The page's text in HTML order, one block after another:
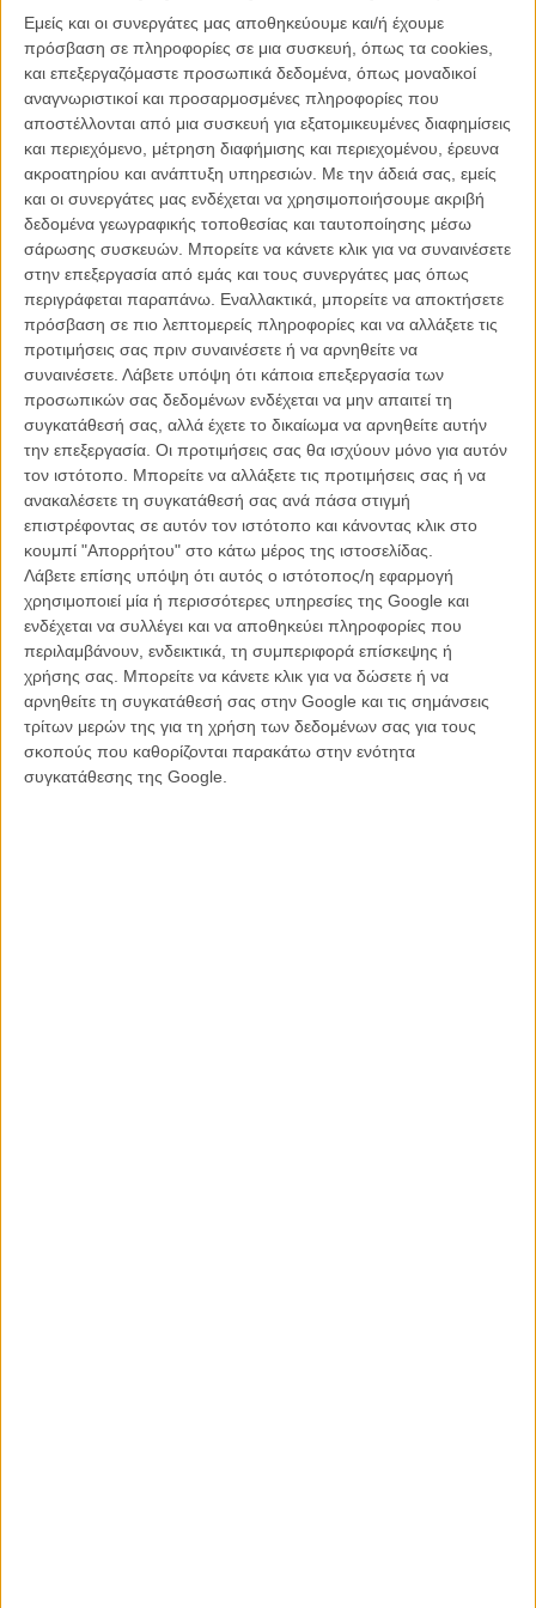
Εμείς και οι συνεργάτες μας αποθηκεύουμε και/ή έχουμε
πρόσβαση σε πληροφορίες σε μια συσκευή, όπως τα cookies,
και επεξεργαζόμαστε προσωπικά δεδομένα, όπως μοναδικοί
αναγνωριστικοί και προσαρμοσμένες πληροφορίες που
αποστέλλονται από μια συσκευή για εξατομικευμένες διαφημίσεις
και περιεχόμενο, μέτρηση διαφήμισης και περιεχομένου, έρευνα
ακροατηρίου και ανάπτυξη υπηρεσιών. Με την άδειά σας, εμείς
και οι συνεργάτες μας ενδέχεται να χρησιμοποιήσουμε ακριβή
δεδομένα γεωγραφικής τοποθεσίας και ταυτοποίησης μέσω
σάρωσης συσκευών. Μπορείτε να κάνετε κλικ για να συναινέσετε
στην επεξεργασία από εμάς και τους συνεργάτες μας όπως
περιγράφεται παραπάνω. Εναλλακτικά, μπορείτε να αποκτήσετε
πρόσβαση σε πιο λεπτομερείς πληροφορίες και να αλλάξετε τις
προτιμήσεις σας πριν συναινέσετε ή να αρνηθείτε να
συναινέσετε. Λάβετε υπόψη ότι κάποια επεξεργασία των
προσωπικών σας δεδομένων ενδέχεται να μην απαιτεί τη
συγκατάθεσή σας, αλλά έχετε το δικαίωμα να αρνηθείτε αυτήν
την επεξεργασία. Οι προτιμήσεις σας θα ισχύουν μόνο για αυτόν
τον ιστότοπο. Μπορείτε να αλλάξετε τις προτιμήσεις σας ή να
ανακαλέσετε τη συγκατάθεσή σας ανά πάσα στιγμή
επιστρέφοντας σε αυτόν τον ιστότοπο και κάνοντας κλικ στο
κουμπί "Απορρήτου" στο κάτω μέρος της ιστοσελίδας.
Λάβετε επίσης υπόψη ότι αυτός ο ιστότοπος/η εφαρμογή
χρησιμοποιεί μία ή περισσότερες υπηρεσίες της Google και
ενδέχεται να συλλέγει και να αποθηκεύει πληροφορίες που
περιλαμβάνουν, ενδεικτικά, τη συμπεριφορά επίσκεψης ή
χρήσης σας. Μπορείτε να κάνετε κλικ για να δώσετε ή να
αρνηθείτε τη συγκατάθεσή σας στην Google και τις σημάνσεις
τρίτων μερών της για τη χρήση των δεδομένων σας για τους
σκοπούς που καθορίζονται παρακάτω στην ενότητα
συγκατάθεσης της Google.
να ανοίξουν ένα παράνομο καζίνο στο υπόγειο του σπιτιού τους.
Βάλτε τον Γουίλ Φέρελ μαζί με την Εϊμι Πόλερ στην ίδια ταινία.
Προσθέστε και ένα ταλαντούχο καστ από κωμικούς ηθοποιούς να
τους πλαισιώσουν. Και να είστε σίγουροι πως λίγα πράγματα
μπορούν να πάνε στραβά.
Αυτή τουλάχιστον ήταν η πρόθεση και η φιλοδοξία της πρώτης
σκηνοθετικής απόπειρας του σεναριογράφου Αντριου Τζέι Κόεν, ο
οποίος μπορεί να κρατούσε στο χέρι του ένα καλό χαρτί, αλλά αυτό
- για όσους ξέρουν από τζόγο - δεν αρκεί για να σε κάνει να τινάξεις
την μπάνκα στον αέρα.
Εμπειρος και σε στιγμές «έξυπνος» (βλ. «Ανυπόφοροι Γείτονες»)
σεναριογράφος, ο Κόεν ποντάρει εδώ σε λάθος φύλλο. Κάπου
ανάμεσα στην μεταμόρφωση των Γουίλ Φέρελ και Εϊμι Πόλερ από
καλοκάγαθους μικροαστούς σε σκληροτράχηλους επιχειρηματίες
καζίνου και τις προσπάθειες των γειτόνων τους να επιλύσουν τα
προβλήματά τους με ξύλο σε ένα ρινγκ που τα στοιχήματα
παίρνουν φωτιά, νιώθεις πως υπάρχει μια αστεία, ή έστω μια ένοχα
απολαυστική, ταινία η οποία πληγώνεται διαρκώς από κακόγουστα
Μπορεί η καφρίλα (σήμα κατατεθέν του Τζέι Κόεν) να βρίσκεται εδώ
σε μετρημένες δόσεις και το καστ να προσπαθεί να κάνει το
καλύτερο που μπορεί με το υλικό που έχει στα χέρια του, κυρίως
μέσω αυτοσχεδιασμού, αλλά χωρίς κάποια στήριξη από τον ίδιο τον
σκηνοθέτη και χωρίς κάποια στοιχειώδη σεναριακή δομή όλα αυτά
πέφτουν στο κενό. Μέχρι και το φινάλε, όπου ο Τζέι Κόεν παίζει και
τον τελευταίο κρυμμένο άσσο κάτω από το μανίκι του, αυτό της
απολαυστικής, αν και αρκετά καρτουνίστικης, κάμεο εμφάνισης του